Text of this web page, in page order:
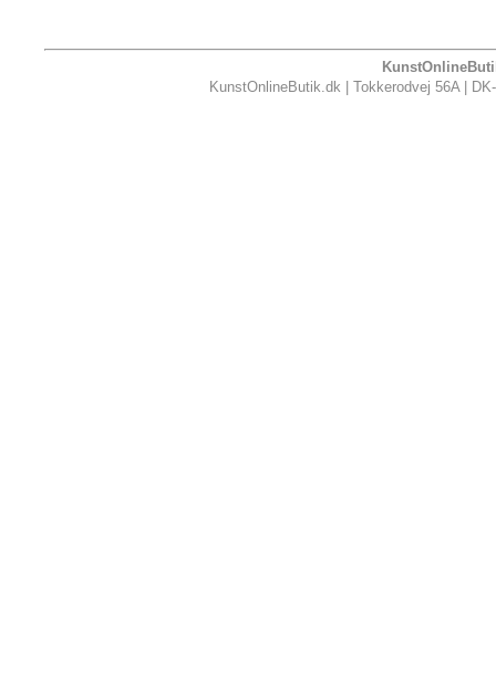
KunstOnlineButik.dk | Tokkerodvej 56A |